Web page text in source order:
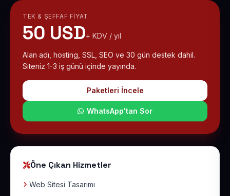
TEK & ŞEFFAF FIYAT
50 USD+ KDV / yıl
Alan adı, hosting, SSL, SEO ve 30 gün destek dahil.
Siteniz 1-3 iş günü içinde yayında.
Paketleri İncele
WhatsApp'tan Sor
Öne Çıkan Hizmetler
Web Sitesi Tasarımı